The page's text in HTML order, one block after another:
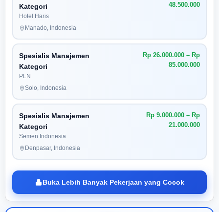
Kategori
Hotel Haris
48.500.000
Manado, Indonesia
Spesialis Manajemen
Kategori
PLN
Rp 26.000.000 – Rp
85.000.000
Solo, Indonesia
Spesialis Manajemen
Kategori
Semen Indonesia
Rp 9.000.000 – Rp
21.000.000
Denpasar, Indonesia
Buka Lebih Banyak Pekerjaan yang Cocok